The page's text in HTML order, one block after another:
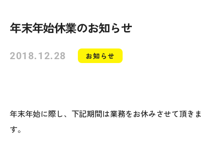
年末年始休業のお知らせ
2018.12.28 お知らせ
年末年始に際し、下記期間は業務をお休みさせて頂きま
す。